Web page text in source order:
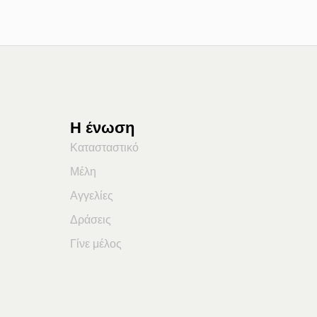
Η ένωση
Κατασταστικό
Μέλη
Αγγελίες
Δράσεις
Γίνε μέλος